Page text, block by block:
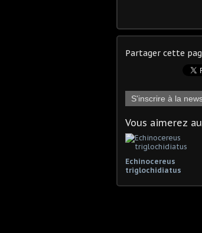
Partager cette
S'inscrire à la
Vous aimerez
Echinocereus
triglochidiatus